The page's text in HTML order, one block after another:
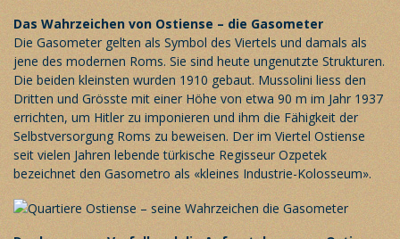
Das Wahrzeichen von Ostiense – die Gasometer
Die Gasometer gelten als Symbol des Viertels und damals als
jene des modernen Roms. Sie sind heute ungenutzte Strukturen.
Die beiden kleinsten wurden 1910 gebaut. Mussolini liess den
Dritten und Grösste mit einer Höhe von etwa 90 m im Jahr 1937
errichten, um Hitler zu imponieren und ihm die Fähigkeit der
Selbstversorgung Roms zu beweisen. Der im Viertel Ostiense
seit vielen Jahren lebende türkische Regisseur Ozpetek
bezeichnet den Gasometro als «kleines Industrie-Kolosseum».